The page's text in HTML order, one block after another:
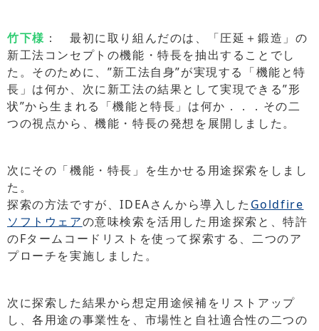
竹下様 ： 最初に取り組んだのは、「圧延＋鍛造」の
新工法コンセプトの機能・特長を抽出することでし
た。そのために、”新工法自身”が実現する「機能と特
長」は何か、次に新工法の結果として実現できる”形
状”から生まれる「機能と特長」は何か．．．その二
つの視点から、機能・特長の発想を展開しました。
次にその「機能・特長」を生かせる用途探索をしまし
た。
探索の方法ですが、IDEAさんから導入した Goldfire
ソフトウェアの意味検索を活用した用途探索と、特許
のFタームコードリストを使って探索する、二つのア
プローチを実施しました。
次に探索した結果から想定用途候補をリストアップ
し、各用途の事業性を、市場性と自社適合性の二つの